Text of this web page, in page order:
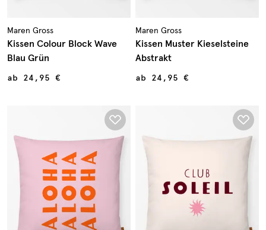
Maren Gross
Kissen Colour Block Wave
Blau Grün
ab 24,95 €
Maren Gross
Kissen Muster Kieselsteine
Abstrakt
ab 24,95 €